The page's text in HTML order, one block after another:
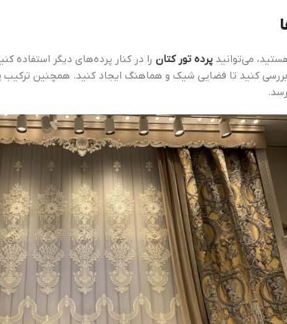
می‌توانید پرده تور کتان را در کنار پرده‌های دیگر
بررسی کنید تا فضایی شیک و هماهنگ ایجاد کنید. همچنین ترکیب